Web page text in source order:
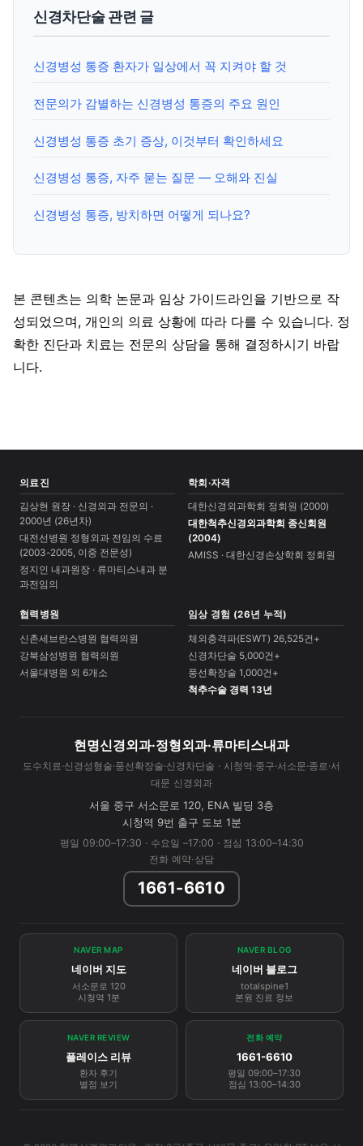
신경차단술 관련 글
신경병성 통증 환자가 일상에서 꼭 지켜야 할 것
전문의가 감별하는 신경병성 통증의 주요 원인
신경병성 통증 초기 증상, 이것부터 확인하세요
신경병성 통증, 자주 묻는 질문 — 오해와 진실
신경병성 통증, 방치하면 어떻게 되나요?
본 콘텐츠는 의학 논문과 임상 가이드라인을 기반으로 작
성되었으며, 개인의 의료 상황에 따라 다를 수 있습니다. 정
확한 진단과 치료는 전문의 상담을 통해 결정하시기 바랍
니다.
의료진
김상현 원장 · 신경외과 전문의 ·
2000년 (26년차)
대전선병원 정형외과 전임의 수료
(2003-2005, 이중 전문성)
정지인 내과원장 · 류마티스내과 분
과전임의
학회·자격
대한신경외과학회 정회원 (2000)
대한척추신경외과학회 종신회원
(2004)
AMISS · 대한신경손상학회 정회원
협력병원
신촌세브란스병원 협력의원
강북삼성병원 협력의원
서울대병원 외 6개소
임상 경험 (26년 누적)
체외충격파(ESWT) 26,525건+
신경차단술 5,000건+
풍선확장술 1,000건+
척추수술 경력 13년
현명신경외과·정형외과·류마티스내과
도수치료·신경성형술·풍선확장술·신경차단술 · 시청역·중구·서소문·종로·서
대문 신경외과
서울 중구 서소문로 120, ENA 빌딩 3층
시청역 9번 출구 도보 1분
평일 09:00–17:30 · 수요일 –17:00 · 점심 13:00–14:30
전화 예약·상담
1661-6610
NAVER MAP
네이버 지도
서소문로 120
시청역 1분
NAVER BLOG
네이버 블로그
totalspine1
본원 진료 정보
NAVER REVIEW
플레이스 리뷰
환자 후기
별점 보기
전화 예약
1661-6610
평일 09:00–17:30
점심 13:00–14:30